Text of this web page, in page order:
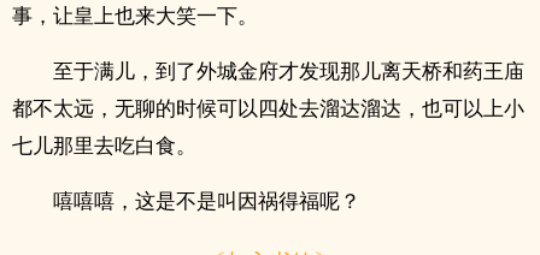
事，让皇上也来大笑一下。
至于满儿，到了外城金府才发现那儿离天桥和药王庙
都不太远，无聊的时候可以四处去溜达溜达，也可以上小
七儿那里去吃白食。
嘻嘻嘻，这是不是叫因祸得福呢？